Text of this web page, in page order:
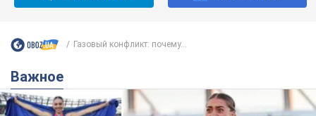
Газовый конфликт: почему...
Важное